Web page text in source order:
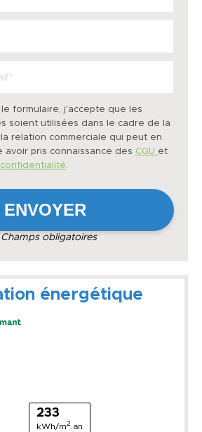
le formulaire, j'accepte que les
soient utilisées dans le cadre de la
relation commerciale qui peut en
avoir pris connaissance des CGU et
.
Champs obligatoires
énergétique
233
kWh/m2 .an